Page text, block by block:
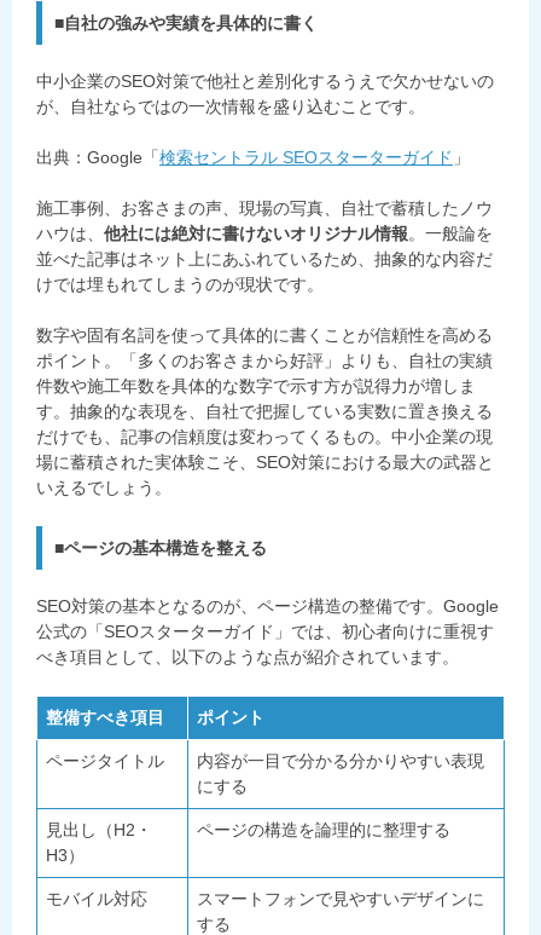
■自社の強みや実績を具体的に書く
中小企業のSEO対策で他社と差別化するうえで欠かせないの
が、自社ならではの一次情報を盛り込むことです。
出典：Google「検索セントラル SEOスターターガイド 」
施工事例、お客さまの声、現場の写真、自社で蓄積したノウ
ハウは、 他社には絶対に書けないオリジナル情報。一般論を
並べた記事はネット上にあふれているため、抽象的な内容だ
けでは埋もれてしまうのが現状です。
数字や固有名詞を使って具体的に書くことが信頼性を高める
ポイント。「多くのお客さまから好評」よりも、自社の実績
件数や施工年数を具体的な数字で示す方が説得力が増しま
す。抽象的な表現を、自社で把握している実数に置き換える
だけでも、記事の信頼度は変わってくるもの。中小企業の現
場に蓄積された実体験こそ、SEO対策における最大の武器と
いえるでしょう。
■ページの基本構造を整える
SEO対策の基本となるのが、ページ構造の整備です。Google
公式の「SEOスターターガイド」では、初心者向けに重視す
べき項目として、以下のような点が紹介されています。
整備すべき項目 ポイント
ページタイトル
内容が一目で分かる分かりやすい表現
にする
見出し（H2・
H3）
ページの構造を論理的に整理する
モバイル対応
スマートフォンで見やすいデザインに
する